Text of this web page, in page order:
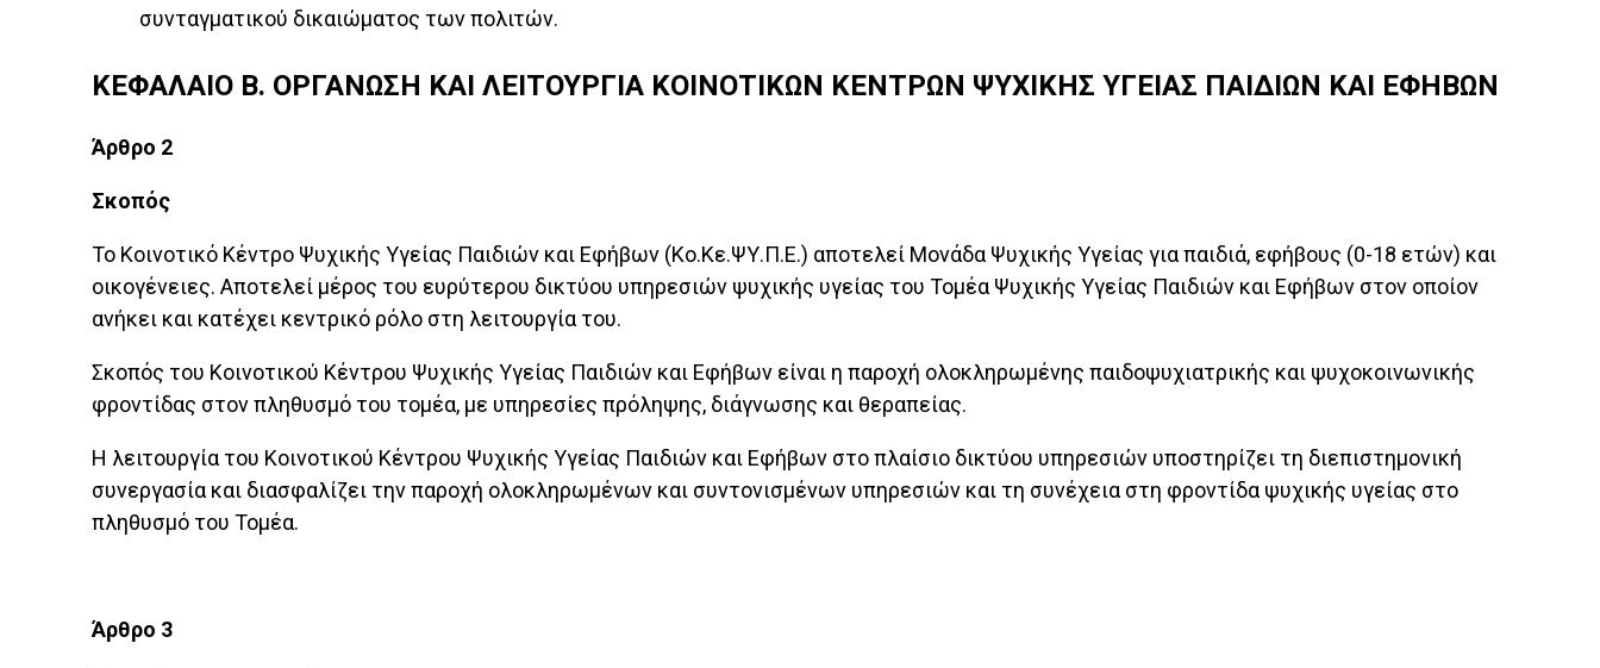
συνταγματικού δικαιώματος των πολιτών.
ΚΕΦΑΛΑΙΟ Β. ΟΡΓΑΝΩΣΗ ΚΑΙ ΛΕΙΤΟΥΡΓΙΑ ΚΟΙΝΟΤΙΚΩΝ ΚΕΝΤΡΩΝ ΨΥΧΙΚΗΣ ΥΓΕΙΑΣ ΠΑΙΔΙΩΝ ΚΑΙ ΕΦΗΒΩΝ
Άρθρο 2
Σκοπός
Το Κοινοτικό Κέντρο Ψυχικής Υγείας Παιδιών και Εφήβων (Κο.Κε.ΨΥ.Π.Ε.) αποτελεί Μονάδα Ψυχικής Υγείας για παιδιά, εφήβους (0-18 ετών) και
οικογένειες. Αποτελεί μέρος του ευρύτερου δικτύου υπηρεσιών ψυχικής υγείας του Τομέα Ψυχικής Υγείας Παιδιών και Εφήβων στον οποίον
ανήκει και κατέχει κεντρικό ρόλο στη λειτουργία του.
Σκοπός του Κοινοτικού Κέντρου Ψυχικής Υγείας Παιδιών και Εφήβων είναι η παροχή ολοκληρωμένης παιδοψυχιατρικής και ψυχοκοινωνικής
φροντίδας στον πληθυσμό του τομέα, με υπηρεσίες πρόληψης, διάγνωσης και θεραπείας.
Η λειτουργία του Κοινοτικού Κέντρου Ψυχικής Υγείας Παιδιών και Εφήβων στο πλαίσιο δικτύου υπηρεσιών υποστηρίζει τη διεπιστημονική
συνεργασία και διασφαλίζει την παροχή ολοκληρωμένων και συντονισμένων υπηρεσιών και τη συνέχεια στη φροντίδα ψυχικής υγείας στο
πληθυσμό του Τομέα.
Άρθρο 3